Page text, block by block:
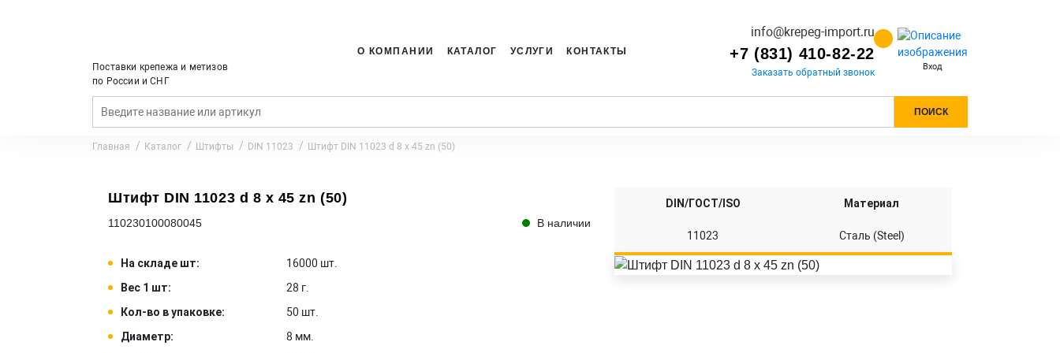
Поставки крепежа и метизов
по России и СНГ
О КОМПАНИИ КАТАЛОГ УСЛУГИ КОНТАКТЫ
info@krepeg-import.ru
+7 (831) 410-82-22
Заказать обратный звонок Вход
ПОИСК
Главная Каталог Штифты DIN 11023 Штифт DIN 11023 d 8 x 45 zn (50)
Штифт DIN 11023 d 8 x 45 zn (50)
110230100080045 В наличии
На складе шт:
16000 шт.
Вес 1 шт:
28 г.
Кол-во в упаковке:
50 шт.
Диаметр:
8 мм.
DIN/ГОСТ/ISO Материал
11023 Сталь (Steel)